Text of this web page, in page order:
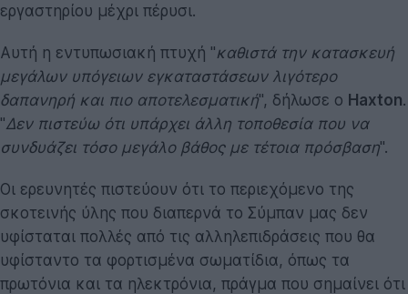
εργαστηρίου μέχρι πέρυσι.
Αυτή η εντυπωσιακή πτυχή "καθιστά την κατασκευή
μεγάλων υπόγειων εγκαταστάσεων λιγότερο
δαπανηρή και πιο αποτελεσματική", δήλωσε ο Haxton.
"Δεν πιστεύω ότι υπάρχει άλλη τοποθεσία που να
συνδυάζει τόσο μεγάλο βάθος με τέτοια πρόσβαση".
Οι ερευνητές πιστεύουν ότι το περιεχόμενο της
σκοτεινής ύλης που διαπερνά το Σύμπαν μας δεν
υφίσταται πολλές από τις αλληλεπιδράσεις που θα
υφίσταντο τα φορτισμένα σωματίδια, όπως τα
πρωτόνια και τα ηλεκτρόνια, πράγμα που σημαίνει ότι